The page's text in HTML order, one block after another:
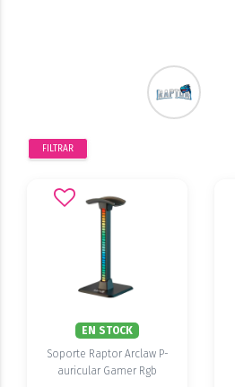
FILTRAR
EN STOCK
Soporte Raptor Arclaw P-
auricular Gamer Rgb